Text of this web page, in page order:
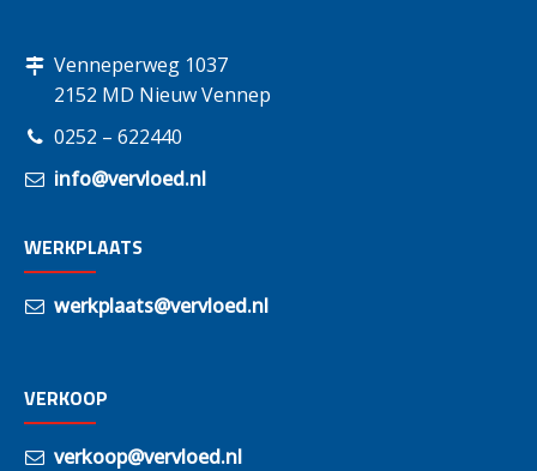
Venneperweg 1037
2152 MD Nieuw Vennep
0252 – 622440
info@vervloed.nl
WERKPLAATS
werkplaats@vervloed.nl
VERKOOP
verkoop@vervloed.nl